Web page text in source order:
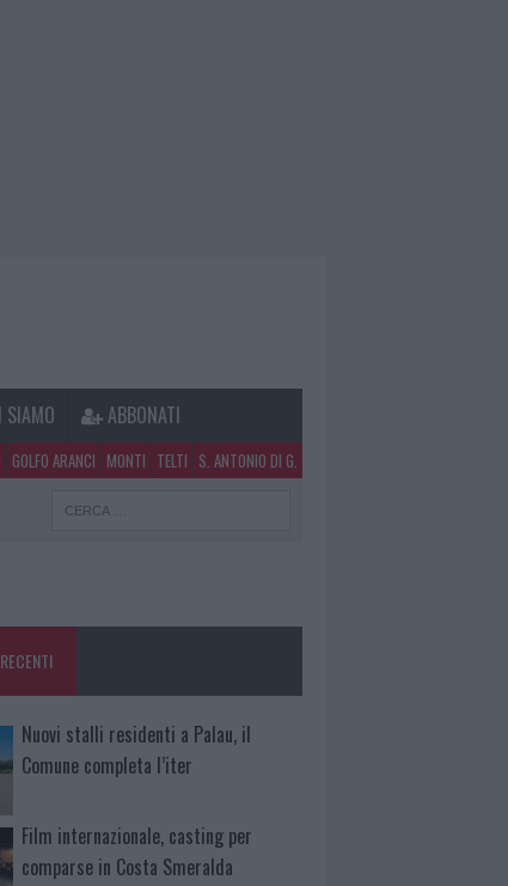
SIAMO ABBONATI
GOLFO ARANCI MONTI TELTI S. ANTONIO DI G.
Nuovi stalli residenti a Palau, il
Comune completa l’iter
Film internazionale, casting per
comparse in Costa Smeralda